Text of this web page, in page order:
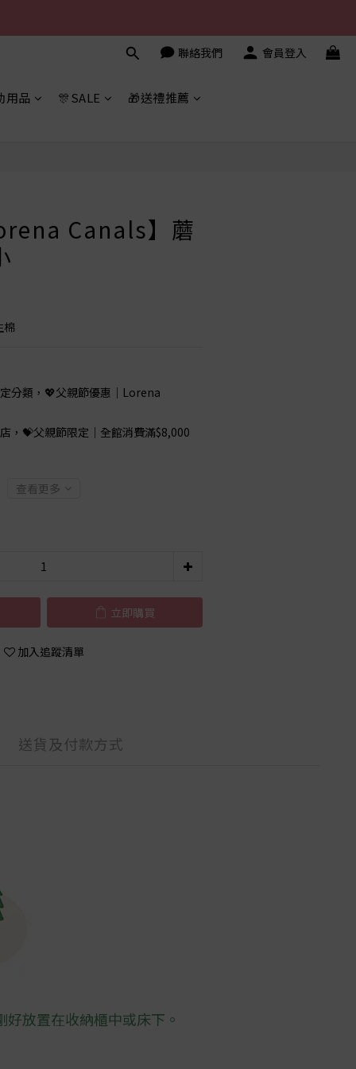
聯絡我們 會員登入
用品 🎊SALE 🎁送禮推薦
Canals】蘑
棉
分類，💖父親節優惠｜Lorena
，💝父親節限定｜全館消費滿$8,000
查看更多
立即購買
加入追蹤清單
送貨及付款方式
放置在收納櫃中或床下。